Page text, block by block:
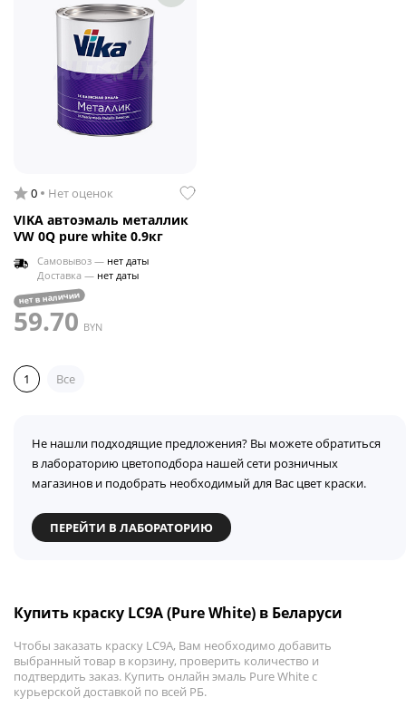
0 Нет оценок
VIKA автоэмаль металлик
VW 0Q pure white 0.9кг
Самовывоз — нет даты
Доставка — нет даты
нет в наличии
59.70 BYN
1 Все
Не нашли подходящие предложения? Вы можете обратиться
в лабораторию цветоподбора нашей сети розничных
магазинов и подобрать необходимый для Вас цвет краски.
ПЕРЕЙТИ В ЛАБОРАТОРИЮ
Купить краску LC9A (Pure White) в Беларуси
Чтобы заказать краску LC9A, Вам необходимо добавить
выбранный товар в корзину, проверить количество и
подтвердить заказ. Купить онлайн эмаль Pure White с
курьерской доставкой по всей РБ.